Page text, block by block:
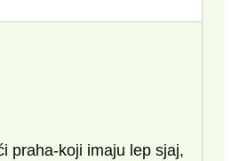
praha-koji imaju lep sjaj,